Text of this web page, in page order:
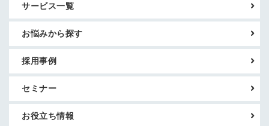
サービス一覧
お悩みから探す
採用事例
セミナー
お役立ち情報